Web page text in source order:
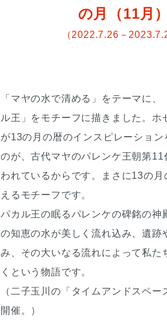
の月（11月）
（2022.7.26－
「マヤの水で清める」をテーマに、
ル王」をモチーフに描きました。ホ
が13の月の暦のインスピレーション
のが、古代マヤのパレンケ王朝第11
われているからです。まさに13の月
えるモチーフです。
パカル王の眠るパレンケの碑銘の神
の知恵の水が美しく流れ込み、遺跡
み、その大いなる流れによって私た
くという物語です。
（二子玉川の「タイムアンドスペー
開催。）